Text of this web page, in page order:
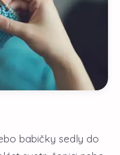
babičky sedly do